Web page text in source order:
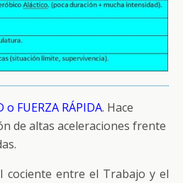
o FUERZA RÁPIDA. Hace
de altas aceleraciones frente
cociente entre el Trabajo y el